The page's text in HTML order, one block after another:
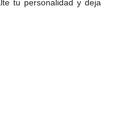
tu personalidad y deja